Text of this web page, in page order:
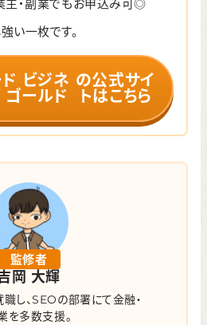
主・副業でもお申込み可◎
い一枚です。
ビジネ
ールド
の公式サイ
トはこちら
監修者
岡 大輝
し、SEOの部署にて金融・
を多数支援。